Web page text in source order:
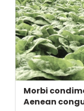
Morbi
Aenean